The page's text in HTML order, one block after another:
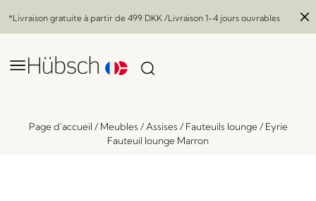
*Livraison gratuite à partir de 499 DKK /Livraison 1-4 jours ouvrables
Page d'accueil / Meubles / Assises / Fauteuils lounge/ Eyrie
Fauteuil lounge Marron